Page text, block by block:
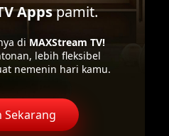
Appspamit.
di MAXStream TV!
lebih fleksibel
nemenin hari kamu.
Sekarang